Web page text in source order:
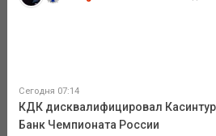
Сегодня 07:14
КДК дисквалифицировал
Банк Чемпионата России